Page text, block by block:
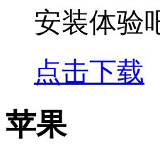
安装体验
点击下载
苹果